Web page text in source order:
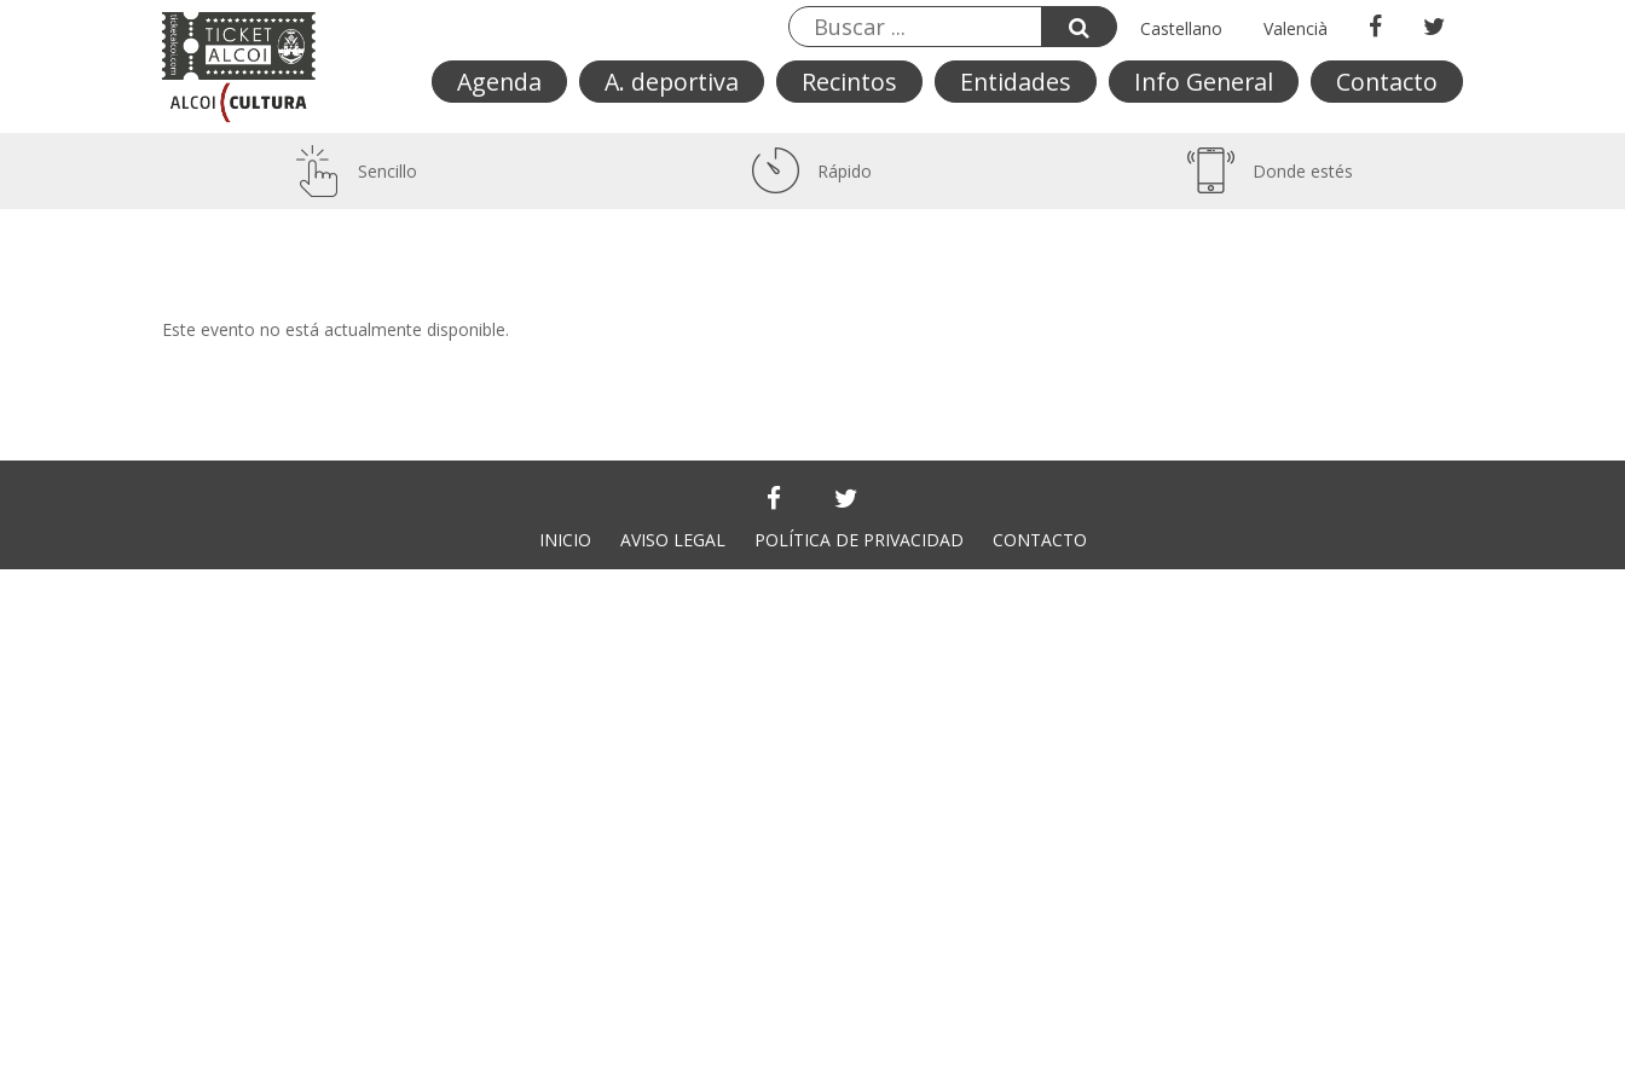
Castellano Valencià
Agenda A. deportiva Recintos Entidades Info General Contacto
Sencillo Rápido Donde estés
Este evento no está actualmente disponible.
INICIO AVISO LEGAL POLÍTICA DE PRIVACIDAD CONTACTO